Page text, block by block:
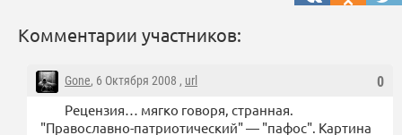
Комментарии участников:
0
Gone, 6 Октября 2008 , url
Рецензия… мягко говоря, странная.
"Православно-патриотический" — "пафос". Картина